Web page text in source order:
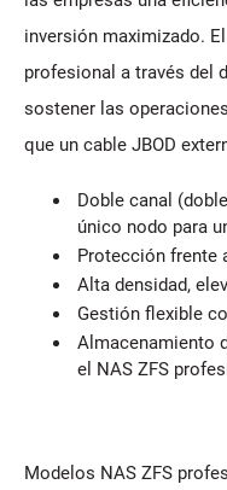
inversión maximizado.
profesional a través del
sostener las
que un cable JBOD
Doble canal
único nodo para
Protección frente
Alta densidad,
Gestión flexible
Almacenamiento
el NAS ZFS
Modelos NAS ZFS